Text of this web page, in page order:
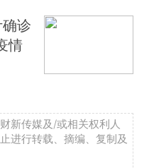
诊
情
新传媒及/或相关权利人
进行转载、摘编、复制及